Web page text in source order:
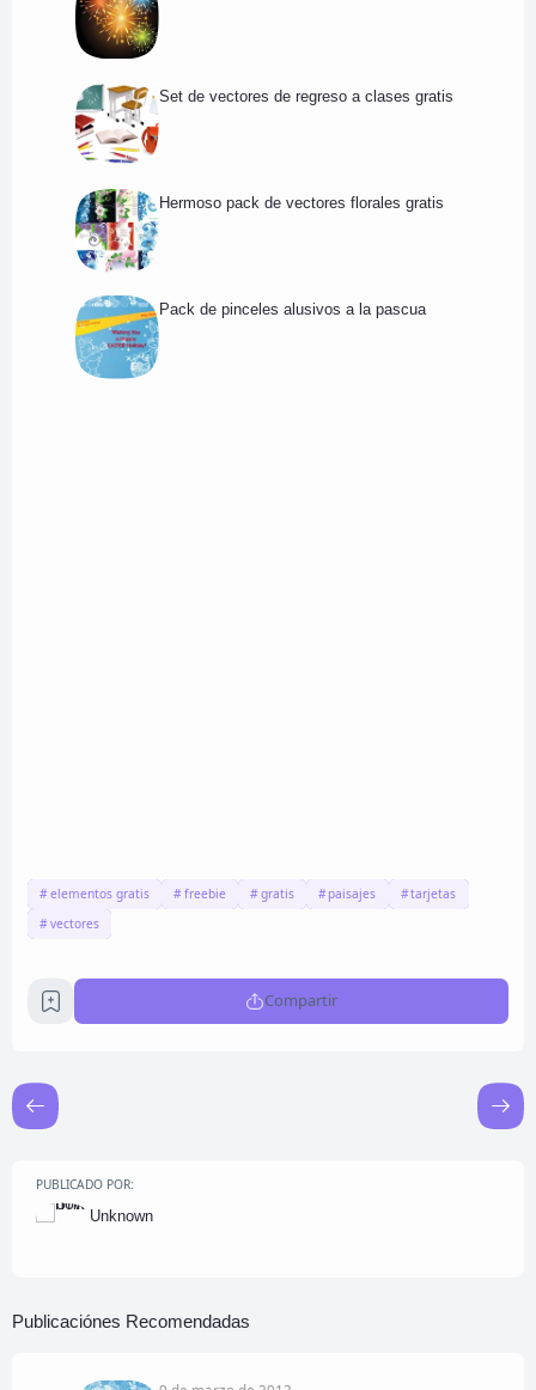
Set de vectores de regreso a clases gratis
Hermoso pack de vectores florales gratis
Pack de pinceles alusivos a la pascua
elementos gratis freebie gratis paisajes
tarjetas
vectores
Compartir
PUBLICADO POR:
Unknown
Publicaciónes Recomendadas